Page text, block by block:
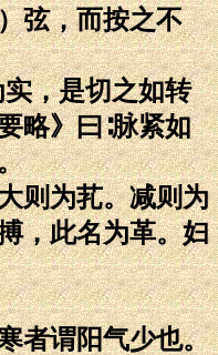
弦，而按之不
，是切之如转
略》曰∶脉紧如
则为芤。减则为
，此名为革。妇
者谓阳气少也。